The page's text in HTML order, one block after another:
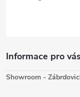
Informace pro vás
Showroom -